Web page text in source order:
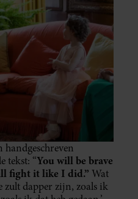
handgeschreven
tekst: “You will be brave
fight it like I did.” Wat
zult dapper zijn, zoals ik